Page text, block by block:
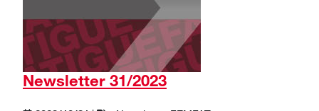
Newsletter 31/2023